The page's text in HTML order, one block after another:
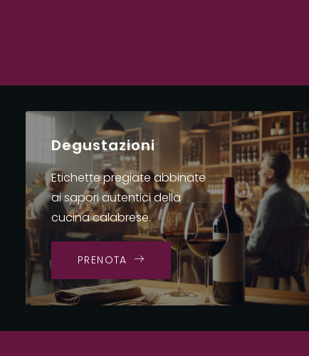
Degustazioni
Etichette pregiate abbinate
ai sapori autentici della
cucina calabrese.
PRENOTA